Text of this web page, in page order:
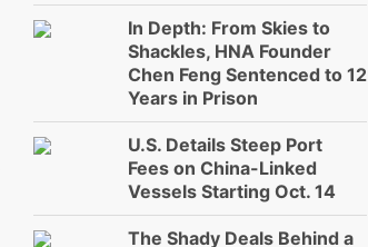
In Depth: From Skies to
Shackles, HNA Founder
Chen Feng Sentenced to 12
Years in Prison
U.S. Details Steep Port
Fees on China-Linked
Vessels Starting Oct. 14
The Shady Deals Behind a